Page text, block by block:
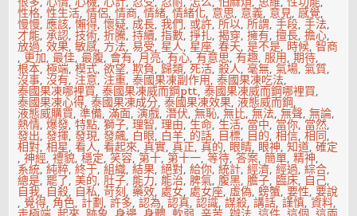
性格,性生活,情侶,情商,情緒,情緒化, 意思, 意義, 意見,感覺,
慢慢,應該,懶得,懷疑, 成長,我們, 或許,所以,所謂,手段,手法,
才能,承認,技術,折騰,持續,指數,掙扎,揭穿,擁有,擅長,擔心,
放過,效果,敏感, 方法,易受, 星人, 星座,春天,是不是, 時候,智商
, 更加,最佳,最腹,會有, 月亮,有心,有意思,有趣,服用,期待,
根本,極端,模式,欲望,欺負,歸類,死活,殺人,毫無,氣場,氣質,
沒事,沒有, 注意, 注重,泰國果凍副作用,泰國果凍吃法,
泰國果凍哪裡買,泰國果凍威而鋼ptt,泰國果凍威而鋼哪裡買,
泰國果凍心得,泰國果凍成分,泰國果凍效果,液態威而鋼,
液態威購買,準備,滿面,演戲,潛伏,無恥,無比,無法,無聲,無論,
熱情,爆發,特點,獅子,理智,理由,生命,生活, 當中, 當你, 當然,
發出,發揮,發現,發飆, 白眼, 白羊, 的話, 目標, 目的,相信,相同,
相對,相星,看人,看起來,真實,真正,真的, 眼睛, 眼神,知道,確定
,神經,禮貌,穩定,笑容, 第十, 第十一,等待,答案,簡單,精神,
系統,純粹,終于,組織,結果,絕對,給你,統計,經濟,經過,綜合,
總是, 罷了,美的,肚子, 能力, 能治,脾氣,腹黑,膽子, 臨床, 自己,
自我, 自殺, 自私,苛刻,藥效, 處女,處女座,虛偽,螃蟹,要性,要說
, 覺得, 角色, 計劃,許多,認為,認真,認識,謀殺,講話,謹慎,資料,